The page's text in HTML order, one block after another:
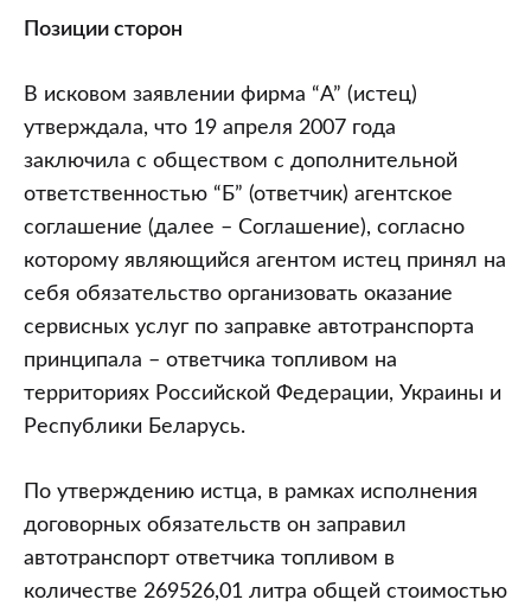
Позиции сторон
В исковом заявлении фирма “A” (истец)
утверждала, что 19 апреля 2007 года
заключила с обществом с дополнительной
ответственностью “Б” (ответчик) агентское
соглашение (далее – Соглашение), согласно
которому являющийся агентом истец принял на
себя обязательство организовать оказание
сервисных услуг по заправке автотранспорта
принципала – ответчика топливом на
территориях Российской Федерации, Украины и
Республики Беларусь.
По утверждению истца, в рамках исполнения
договорных обязательств он заправил
автотранспорт ответчика топливом в
количестве 269526,01 литра общей стоимостью